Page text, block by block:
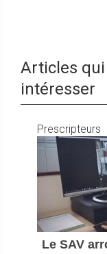
Articles
intéresser
Prescripteurs
Le SAV